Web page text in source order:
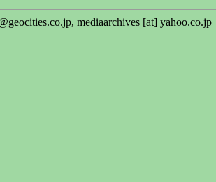
mediaarchives [at] yahoo.co.jp